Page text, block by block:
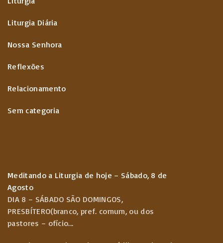
Liturgia Diária
Nossa Senhora
Reflexões
Relacionamento
Sem categoria
Meditando a Liturgia de hoje – Sábado, 8 de
Agosto
DIA 8 – SÁBADO SÃO DOMINGOS,
PRESBÍTERO(branco, pref. comum, ou dos
pastores – ofício...